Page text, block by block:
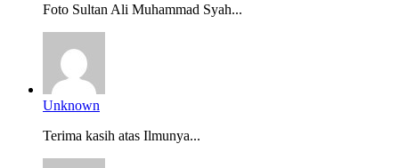
Foto Sultan Ali Muhammad Syah...
Unknown
Terima kasih atas Ilmunya...